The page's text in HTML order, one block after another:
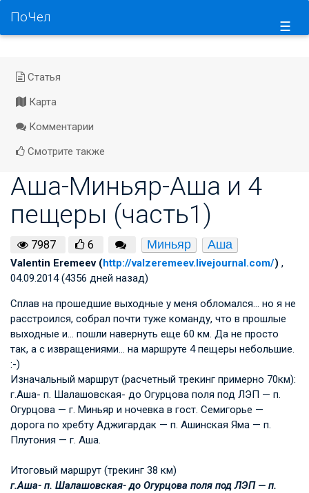
☰
ПоЧел
Статья
Карта
Комментарии
Смотрите также
Аша-Миньяр-Аша и 4
пещеры (часть1)
7987 6 Миньяр Аша
Valentin Eremeev (http://valzeremeev.livejournal.com/) ,
04.09.2014 (4356 дней назад)
Сплав на прошедшие выходные у меня обломался… но я не
расстроился, собрал почти туже команду, что в прошлые
выходные и… пошли навернуть еще 60 км. Да не просто
так, а с извращениями… на маршруте 4 пещеры небольшие.
:-)
Изначальный маршрут (расчетный трекинг примерно 70км):
г.Аша- п. Шалашовская- до Огурцова поля под ЛЭП — п.
Огурцова — г. Миньяр и ночевка в гост. Семигорье —
дорога по хребту Аджигардак — п. Ашинская Яма — п.
Плутония — г. Аша.
Итоговый маршрут (трекинг 38 км)
г.Аша- п. Шалашовская- до Огурцова поля под ЛЭП — п.